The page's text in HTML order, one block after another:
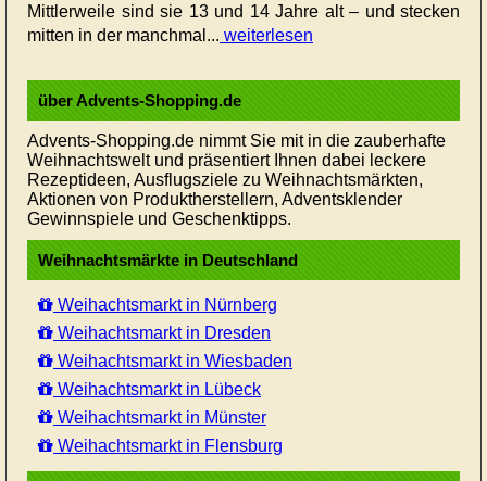
Mittlerweile sind sie 13 und 14 Jahre alt – und stecken
mitten in der manchmal... weiterlesen
über Advents-Shopping.de
Advents-Shopping.de nimmt Sie mit in die zauberhafte
Weihnachtswelt und präsentiert Ihnen dabei leckere
Rezeptideen, Ausflugsziele zu Weihnachtsmärkten,
Aktionen von Produktherstellern, Adventsklender
Gewinnspiele und Geschenktipps.
Weihnachtsmärkte in Deutschland
Weihachtsmarkt in Nürnberg
Weihachtsmarkt in Dresden
Weihachtsmarkt in Wiesbaden
Weihachtsmarkt in Lübeck
Weihachtsmarkt in Münster
Weihachtsmarkt in Flensburg